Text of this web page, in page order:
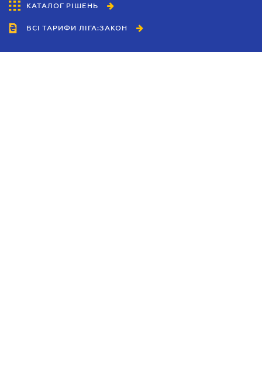
КАТАЛОГ РІШЕНЬ
ВСІ ТАРИФИ ЛІГА:ЗАКОН